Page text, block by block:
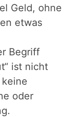
Geld, ohne
etwas
Begriff
ist nicht
oder